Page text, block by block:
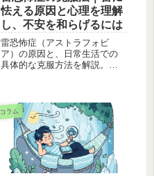
怯える原因と心理を理解
し、不安を和らげるには
雷恐怖症（アストラフォビ
ア）の原因と、日常生活での
具体的な克服方法を解説。な
ヒントを紹介します。雷の音
が怖いと感じる方はぜひご一
読ください。
コラム